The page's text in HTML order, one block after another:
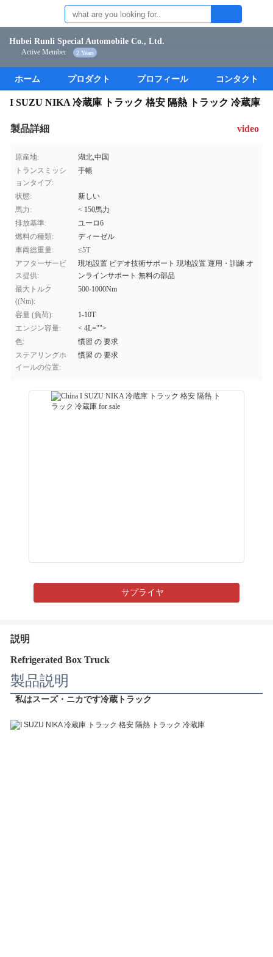
Hubei Runli Special Automobile Co., Ltd.
Active Member 2 Years
ホーム プロダクト プロフィール コンタクト
I SUZU NIKA 冷蔵庫 トラック 格安 隔熱 トラック 冷蔵庫
製品詳細 video
原産地:
湖北,中国
トランスミッシ
ョンタイプ:
手帳
状態:
新しい
馬力:
< 150馬力
排放基準:
ユーロ6
燃料の種類:
ディーゼル
車両総重量:
≤5T
アフターサービ
ス提供:
現地設置 ビデオ技術サポート 現地設置 運用・訓練 オ
ンラインサポート 無料の部品
最大トルク
((Nm):
500-1000Nm
容量 (負荷):
1-10T
エンジン容量:
< 4L="">
色:
慣習 の 要求
ステアリングホ
イールの位置:
慣習 の 要求
サプライヤ
説明
Refrigerated Box Truck
製品説明
私はスーズ・ニカです冷蔵トラック